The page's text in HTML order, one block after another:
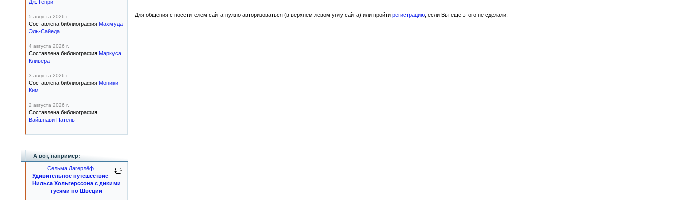
Для общения с посетителем сайта нужно авторизоваться (в верхнем левом углу сайта) или пройти регистрацию , если Вы ещё этого не сделали.
Дж. Генри
5 августа 2026 г.
Составлена библиография Махмуда
Эль-Сайеда
4 августа 2026 г.
Составлена библиография Маркуса
Кливера
3 августа 2026 г.
Составлена библиография Моники
Ким
2 августа 2026 г.
Составлена библиография
Вайшнави Патель
А вот, например:
Сельма Лагерлёф
Удивительное путешествие
Нильса Хольгерссона с дикими
гусями по Швеции